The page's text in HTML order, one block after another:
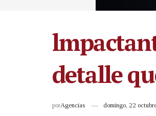
detalle
porAgencias domingo, 22